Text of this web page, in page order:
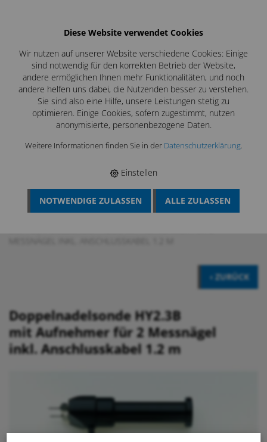
BÖSCH MRS › MESSTECHNIK › HOLZ- UND
‹ ZURÜCK
Doppelnadelsonde HY2.3B
mit Aufnehmer für 2 Messnägel
inkl. Anschlusskabel 1.2 m
Diese Website verwendet Cookies
Wir nutzen auf unserer Website verschiedene Cookies: Einige
sind notwendig für den korrekten Betrieb der Website,
andere ermöglichen Ihnen mehr Funktionalitäten, und noch
andere helfen uns dabei, die Nutzenden besser zu verstehen.
Sie sind also eine Hilfe, unsere Leistungen stetig zu
optimieren. Einige Cookies, sofern zugestimmt, nutzen
anonymisierte, personenbezogene Daten.
Weitere Informationen finden Sie in der Datenschutzerklärung.
Einstellen
NOTWENDIGE ZULASSEN ALLE ZULASSEN